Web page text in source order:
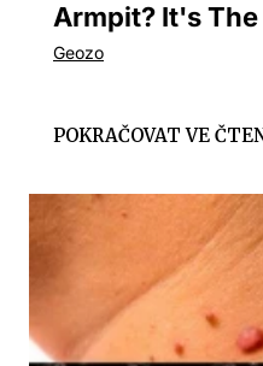
Armpit? It's